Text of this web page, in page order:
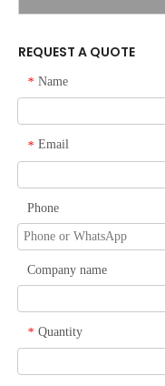
REQUEST A QUOTE
* Name
* Email
Phone
Company name
* Quantity